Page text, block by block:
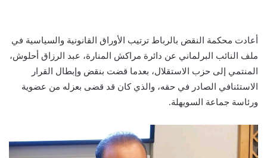
أعادت محكمة النقض بالرباط ترتيب الأوراق القانونية والسياسية في
ملف النائب البرلماني عن دائرة مراكش المنارة، عبد الرزاق أحلوش،
المنتمي إلى حزب الاستقلال، بعدما قضت بنقض وإبطال القرار
الاستئنافي الصادر في حقه، والذي كان قد قضى بعزله من عضوية
ورئاسة جماعة السويهلة.